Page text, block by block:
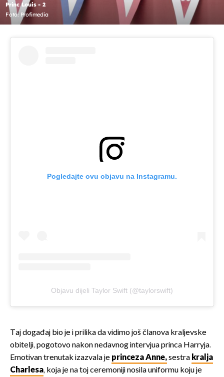
Princ Louis - 2
Foto: Profimedia
Pogledajte ovu objavu na Instagramu.
Objavu dijeli Taylor Swift (@taylorswift)
Taj događaj bio je i prilika da vidimo još članova kraljevske
obitelji, pogotovo nakon nedavnog intervjua princa Harryja.
Emotivan trenutak izazvala je princeza Anne,sestra kralja
Charlesa, koja je na toj ceremoniji nosila uniformu koju je